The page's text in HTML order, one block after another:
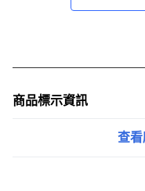
商品標示資訊
查